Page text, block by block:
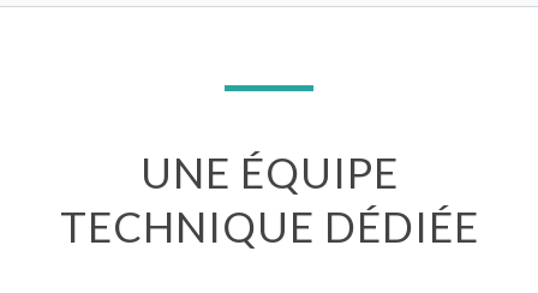
UNE ÉQUIPE
TECHNIQUE DÉDIÉE